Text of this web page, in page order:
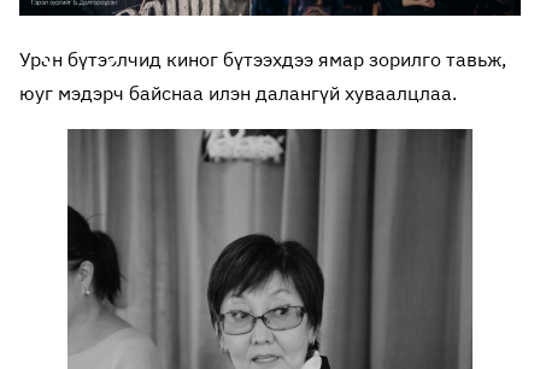
Уран бүтээлчид киног бүтээхдээ ямар зорилго тавьж,
юуг мэдэрч байснаа илэн далангүй хуваалцлаа.